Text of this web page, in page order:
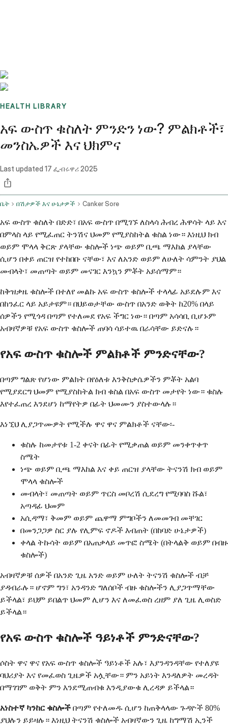
HEALTH LIBRARY
አፍ ውስጥ ቁስለት ምንድን ነው? ምልክቶች፣
መንስኤዎች እና ህክምና
Last updated 17 ፌብሩዋሪ 2025
ቤት በሽታዎች እና ሁኔታዎች Canker Sore
አፍ ውስጥ ቁስለት በድድ፣ በአፍ ውስጥ በሚገኙ ለስላሳ ሕብረ ሕዋሳት ላይ እና
በምላስ ላይ የሚፈጠር ትንሽና ህመም የሚያስከትል ቁስል ነው። እነዚህ ክብ
ወይም ሞላላ ቅርጽ ያላቸው ቁስሎች ነጭ ወይም ቢጫ ማእከል ያላቸው
ሲሆን በቀይ ጠርዝ የተከበቡ ናቸው፣ እና ለአንድ ወይም ለሁለት ሳምንት ያህል
መብላት፣ መጠጣት ወይም መናገር እንኳን ምቾት አይሰማም።
ከቅዝቃዜ ቁስሎች በተለየ መልኩ አፍ ውስጥ ቁስሎች ተላላፊ አይደሉም እና
በከንፈር ላይ አይታዩም። በህይወታቸው ውስጥ በአንድ ወቅት ከ20% በላይ
ሰዎችን የሚጎዳ በጣም የተለመደ የአፍ ችግር ነው። በጣም አሳሳቢ ቢሆኑም
አብዛኛዎቹ የአፍ ውስጥ ቁስሎች ጠባሳ ሳይተዉ በራሳቸው ይድናሉ።
የአፍ ውስጥ ቁስሎች ምልክቶች ምንድናቸው?
በጣም ግልጽ የሆነው ምልክት በየዕለቱ እንቅስቃሴዎችን ምቾት አልባ
የሚያደርግ ህመም የሚያስከትል ክብ ቁስል በአፍ ውስጥ መታየት ነው። ቁስሉ
እየተፈጠረ እንደሆነ ከማየትዎ በፊት ህመሙን ያስተውላሉ።
እነኚህ ሊያጋጥሙዎት የሚችሉ ዋና ዋና ምልክቶች ናቸው፡-
ቁስሉ ከመታየቱ 1-2 ቀናት በፊት የሚቃጠል ወይም መንቀጥቀጥ
ስሜት
ነጭ ወይም ቢጫ ማእከል እና ቀይ ጠርዝ ያላቸው ትናንሽ ክብ ወይም
ሞላላ ቁስሎች
መብላት፣ መጠጣት ወይም ጥርስ መቦረሽ ሲደረግ የሚባባስ ሹል፣
አጣዳፊ ህመም
አሲዳማ፣ ቅመም ወይም ጨዋማ ምግቦችን ለመመገብ መቸገር
በመንጋጋዎ ስር ያሉ የሊምፍ ኖዶች እብጠት (በከባድ ሁኔታዎች)
ቀላል ትኩሳት ወይም በአጠቃላይ መጥፎ ስሜት (በትላልቅ ወይም በብዙ
ቁስሎች)
አብዛኛዎቹ ሰዎች በአንድ ጊዜ አንድ ወይም ሁለት ትናንሽ ቁስሎች ብቻ
ያዳብራሉ። ሆኖም ግን፣ አንዳንድ ግለሰቦች ብዙ ቁስሎችን ሊያጋጥማቸው
ይችላል፣ ይህም ይበልጥ ህመም ሊሆን እና ለመፈወስ ረዘም ያለ ጊዜ ሊወስድ
ይችላል።
የአፍ ውስጥ ቁስሎች ዓይነቶች ምንድናቸው?
ሶስት ዋና ዋና የአፍ ውስጥ ቁስሎች ዓይነቶች አሉ፣ እያንዳንዳቸው የተለያዩ
ባህሪያት እና የመፈወስ ጊዜዎች አሏቸው። ምን አይነት እንዳለዎት መረዳት
በማገገም ወቅት ምን እንደሚጠብቁ እንዲያውቁ ሊረዳዎ ይችላል።
አነስተኛ ካንከር ቁስሎች በጣም የተለመዱ ሲሆን ከጠቅላላው ጉዳዮች 80%
ያህሉን ይይዛሉ። እነዚህ ትናንሽ ቁስሎች አብዛኛውን ጊዜ ከግማሽ ኢንች